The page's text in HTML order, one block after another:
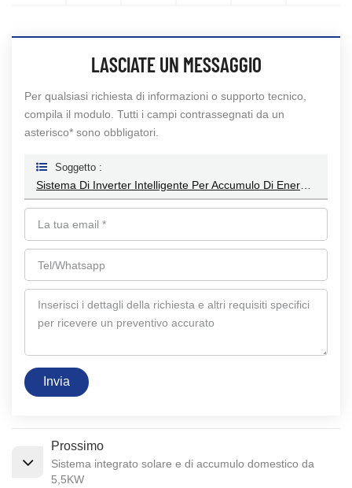
LASCIATE UN MESSAGGIO
Per qualsiasi richiesta di informazioni o supporto tecnico,
compila il modulo. Tutti i campi contrassegnati da un
asterisco* sono obbligatori.
Soggetto :
Sistema Di Inverter Intelligente Per Accumulo Di Energia Da 11KW
Invia
Prossimo
Sistema integrato solare e di accumulo domestico da
5,5KW